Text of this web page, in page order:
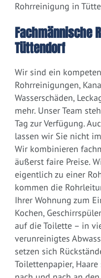
Rohrreinigung in
Fachmännische
Tüttendorf
Wir sind ein
Rohrreinigungen,
Wasserschäden,
mehr. Unser Team
Tag zur Verfügung.
lassen wir Sie nicht
Wir kombinieren
äußerst faire Preise.
eigentlich zu einer
kommen die
Ihrer Wohnung zum
Kochen,
auf die Toilette – in
verunreinigtes
setzen sich
Toilettenpapier,